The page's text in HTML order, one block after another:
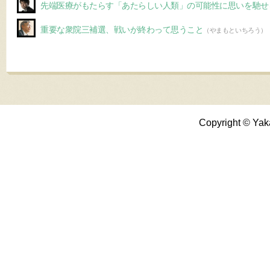
先端医療がもたらす「あたらしい人類」の可能性に思いを馳
重要な衆院三補選、戦いが終わって思うこと （やまもといちろう）
Copyright ©